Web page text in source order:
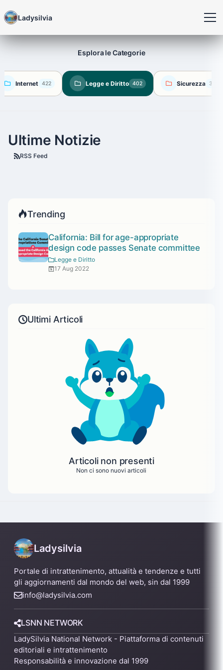
Ladysilvia
Esplora le Categorie
Internet 422 Legge e Diritto 402 Sicurezza 360
Ultime Notizie
RSS Feed
Trending
California: Bill for age-appropriate
design code passes Senate committee
Legge e Diritto
17 Aug 2022
Ultimi Articoli
Articoli non presenti
Non ci sono nuovi articoli
Ladysilvia
Portale di intrattenimento, attualità e tendenze e tutti
gli aggiornamenti dal mondo del web, sin dal 1999
info@ladysilvia.com
LSNN NETWORK
LadySilvia National Network - Piattaforma di contenuti
editoriali e intrattenimento
Responsabilità e innovazione dal 1999